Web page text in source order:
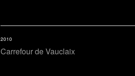
Carrefour de Vauclaix
2010